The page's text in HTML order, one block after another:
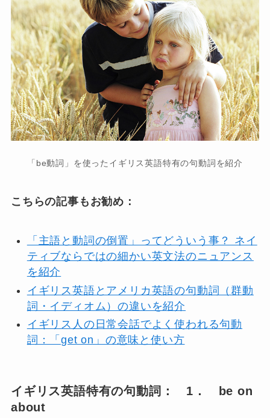
「be動詞」を使ったイギリス英語特有の句動詞を紹介
こちらの記事もお勧め：
「主語と動詞の倒置」ってどういう事？ ネイ
ティブならではの細かい英文法のニュアンス
を紹介
イギリス英語とアメリカ英語の句動詞（群動
詞・イディオム）の違いを紹介
イギリス人の日常会話でよく使われる句動
詞：「get on」の意味と使い方
イギリス英語特有の句動詞： 1． be on
about